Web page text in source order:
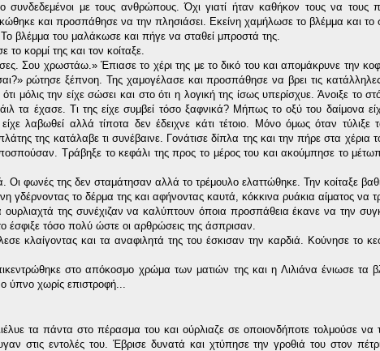
συνδεδεμένοι με τους ανθρώπους. Όχι γιατί ήταν καθήκον τους να τους
και προσπάθησε να την πλησιάσει. Εκείνη χαμήλωσε το βλέμμα και
βλέμμα του μαλάκωσε και πήγε να σταθεί μπροστά της.
το κορμί της και τον κοίταξε.
Σου χρωστάω.» Έπιασε το χέρι της με το δικό του και απομάκρυνε την
ρώτησε ξέπνοη. Της χαμογέλασε και προσπάθησε να βρει τις
μόλις την είχε σώσει και στο ότι η λογική της ίσως υπερίσχυε. Άνοιξε το
τα έχασε. Τι της είχε συμβεί τόσο ξαφνικά? Μήπως το οξύ του δαίμονα
είχε λαβωθεί αλλά τίποτα δεν έδειχνε κάτι τέτοιο. Μόνο όμως όταν
της κατάλαβε τι συνέβαινε. Γονάτισε δίπλα της και την πήρε στα
Τράβηξε το κεφάλι της προς το μέρος του και ακούμπησε το
φωνές της δεν σταμάτησαν αλλά το τρέμουλο ελαττώθηκε. Την κοίταξε
γδέρνοντας το δέρμα της και αφήνοντας καυτά, κόκκινα ρυάκια αίματος να
της συνέχιζαν να καλύπτουν όποια προσπάθεια έκανε να την
έσφιξε τόσο πολύ ώστε οι αρθρώσεις της άσπρισαν.
κλαίγοντας και τα αναφιλητά της του έσκισαν την καρδιά. Κούνησε το
στο απόκοσμο χρώμα των ματιών της και η Λιλιάνα ένιωσε τα
ύπνο χωρίς επιστροφή...
τα πάντα στο πέρασμα του και ούρλιαζε σε οποιονδήποτε τολμούσε να
στις εντολές του. Έβρισε δυνατά και χτύπησε την γροθιά του στον